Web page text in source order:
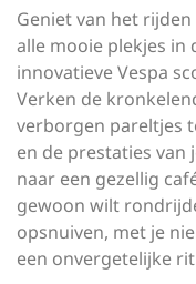
Geniet van het
alle mooie plekjes in
innovatieve Vespa
Verken de
verborgen pareltjes
en de prestaties van
naar een gezellig
gewoon wilt
opsnuiven, met je
een onvergetelijke